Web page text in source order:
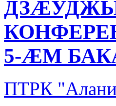
5-ÆМ
ПТРК